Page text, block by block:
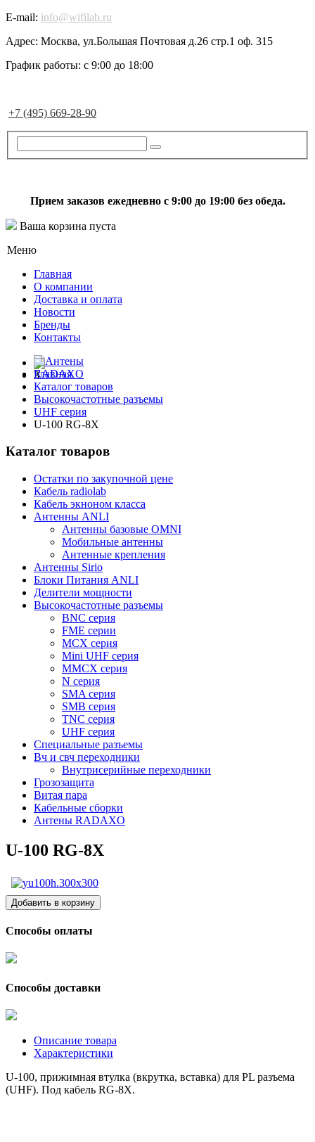
E-mail: info@wifilab.ru
Адрес: Москва, ул.Большая Почтовая д.26 стр.1 оф. 315
График работы: с 9:00 до 18:00
+7 (495) 669-28-90
Прием заказов ежедневно с 9:00 до 19:00 без обеда.
Ваша корзина пуста
Меню
Главная
О компании
Доставка и оплата
Новости
Бренды
Контакты
Главная
Каталог товаров
Высокочастотные разъемы
UHF серия
U-100 RG-8X
Каталог товаров
Остатки по закупочной цене
Кабель radiolab
Кабель экноном класса
Антенны ANLI
Антенны базовые OMNI
Мобильные антенны
Антенные крепления
Антенны Sirio
Блоки Питания ANLI
Делители мощности
Высокочастотные разъемы
BNC серия
FME серии
MCX серия
Mini UHF серия
MMCX серия
N серия
SMA серия
SMB серия
TNC серия
UHF серия
Специальные разъемы
Вч и свч переходники
Внутрисерийные переходники
Грозозащита
Витая пара
Кабельные сборки
Антены RADAXO
U-100 RG-8X
Способы оплаты
Способы доставки
Описание товара
Характеристики
U-100, прижимная втулка (вкрутка, вставка) для PL разъема
(UHF). Под кабель RG-8X.